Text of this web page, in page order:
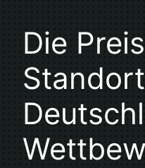
Die
Standort